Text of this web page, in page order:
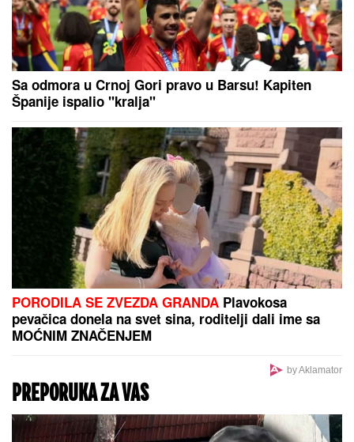
DROGIRAN IZAZVAO SUDAR, JEDNA OSOBA
POGINULA
Vozač iz Novog Pazara uhapšen u
Ulcinju: U nesreći dvoje povređeno
RIJALITI ZVEZDA ŽIVI U
RASKOŠNOJ VILI U BEOGRADU
Kuća ima 132 kvadrata, a samo
kupatilo je kao GARSONJERA: "On